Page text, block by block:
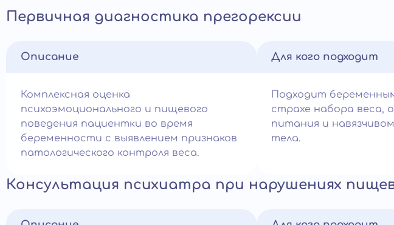
Первичная диагностика прегорексии
Описание
Комплексная оценка
психоэмоционального и пищевого
поведения пациентки во время
беременности с выявлением признаков
патологического контроля веса.
Для кого подходит
Подходит
страхе набора веса,
питания и
тела.
Консультация психиатра при нарушениях